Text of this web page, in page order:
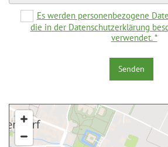
Es werden personenbezogene
die in der Datenschutzerklärung
verwendet. *